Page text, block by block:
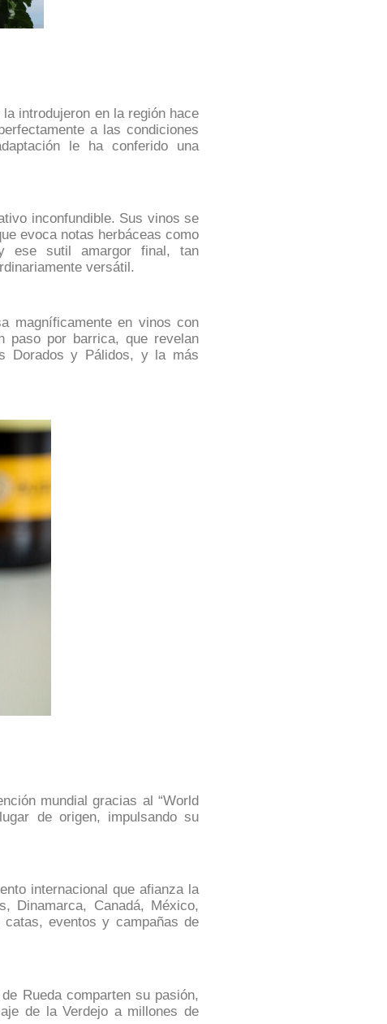
introdujeron en la región hace
a las condiciones
le ha conferido una
inconfundible. Sus vinos se
evoca notas herbáceas como
ese sutil amargor final, tan
versátil.
magníficamente en vinos con
paso por barrica, que revelan
Dorados y Pálidos, y la más
mundial gracias al “World
de origen, impulsando su
internacional que afianza la
Dinamarca, Canadá, México,
eventos y campañas de
Rueda comparten su pasión,
de la Verdejo a millones de